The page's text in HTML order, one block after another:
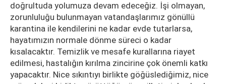
doğrultuda yolumuza devam edeceğiz. İşi olmayan,
zorunluluğu bulunmayan vatandaşlarımız gönüllü
karantina ile kendilerini ne kadar evde tutarlarsa,
hayatımızın normale dönme süreci o kadar
kısalacaktır. Temizlik ve mesafe kurallarına riayet
edilmesi, hastalığın kırılma zincirine çok önemli katkı
yapacaktır. Nice sıkıntıyı birlikte göğüslediğimiz, nice